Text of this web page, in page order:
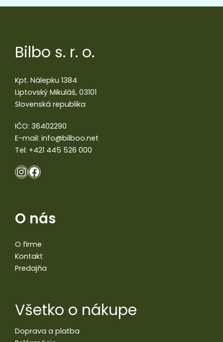
Bilbo s. r. o.
Kpt. Nálepku 1384
Liptovský Mikuláš, 03101
Slovenská republika
IČO: 36402290
E-mail: info@bilboo.net
Tel: +421 445 526 000
O nás
O firme
Kontakt
Predajňa
Všetko o nákupe
Doprava a platba